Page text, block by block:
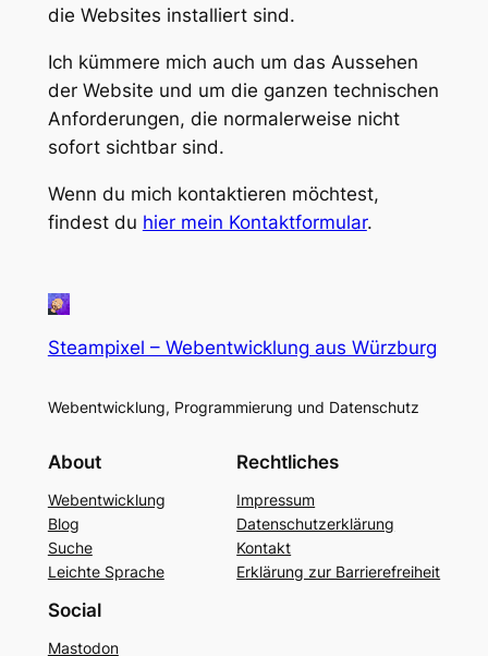
die Websites installiert sind.
Ich kümmere mich auch um das Aussehen
der Website und um die ganzen technischen
Anforderungen, die normalerweise nicht
sofort sichtbar sind.
Wenn du mich kontaktieren möchtest,
findest du hier mein Kontaktformular.
Steampixel – Webentwicklung aus Würzburg
Webentwicklung, Programmierung und Datenschutz
About
Webentwicklung
Blog
Suche
Leichte Sprache
Rechtliches
Impressum
Datenschutzerklärung
Kontakt
Erklärung zur Barrierefreiheit
Social
Mastodon